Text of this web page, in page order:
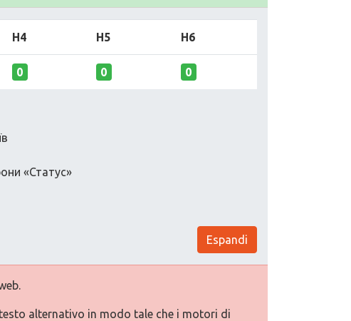
H4 H5 H6
0 0 0
«Статус»
Espandi
alternativo in modo tale che i motori di